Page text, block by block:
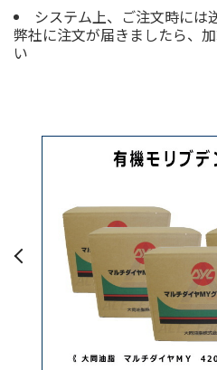
システム上、ご注文時には
弊社に注文が届きましたら、
い